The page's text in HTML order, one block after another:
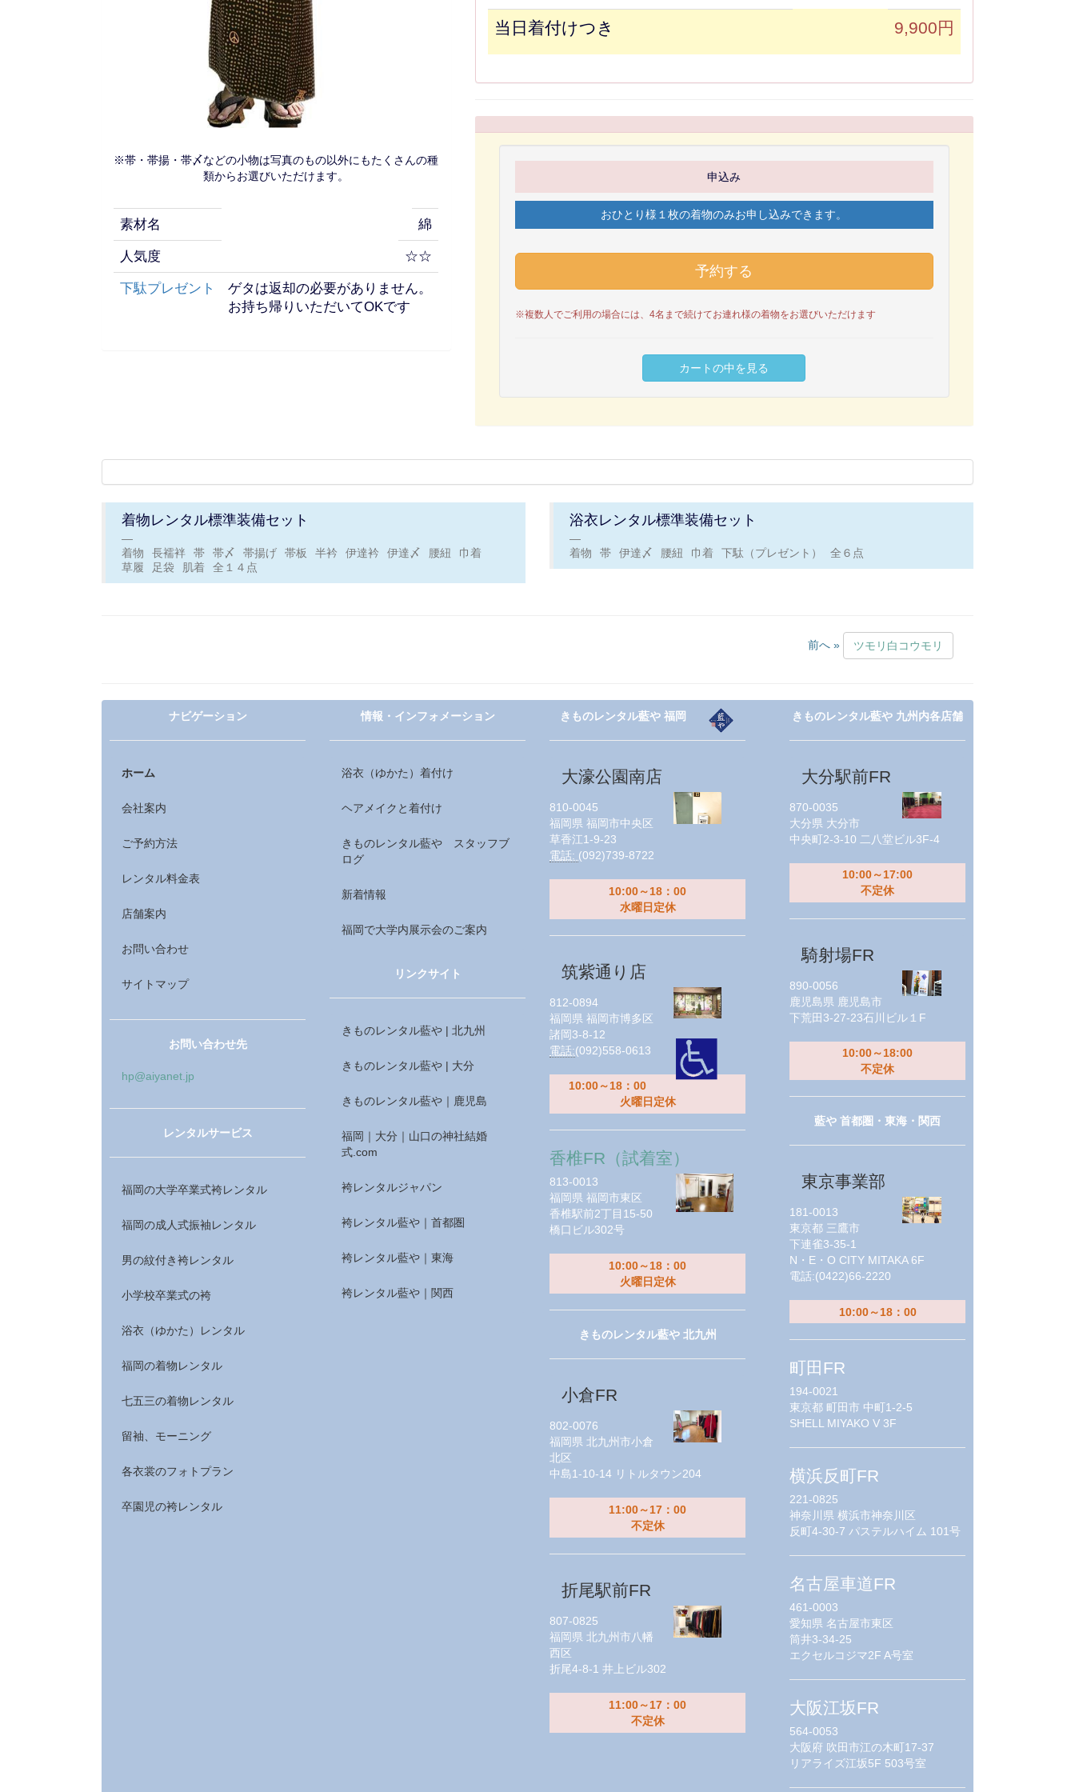
※帯・帯揚・帯〆などの小物は写真のもの以外にもたくさんの種
類からお選びいただけます。
素材名 綿
人気度 ☆☆
下駄プレゼント
ゲタは返却の必要がありません。
お持ち帰りいただいてOKです
当日着付けつき 9,900円
申込み
おひとり様１枚の着物のみお申し込みできます。
※複数人でご利用の場合には、4名まで続けてお連れ様の着物をお選びいただけます
着物レンタル標準装備セット
着物 長襦袢 帯 帯〆 帯揚げ 帯板 半衿 伊達衿 伊達〆 腰紐
巾着
草履
足袋 肌着 全１４点
浴衣レンタル標準装備セット
着物 帯 伊達〆 腰紐 巾着 下駄（プレゼント） 全６点
前へ » ツモリ白コウモリ
ナビゲーション
ホーム
会社案内
ご予約方法
レンタル料金表
店舗案内
お問い合わせ
サイトマップ
お問い合わせ先
hp@aiyanet.jp
レンタルサービス
福岡の大学卒業式袴レンタル
福岡の成人式振袖レンタル
男の紋付き袴レンタル
小学校卒業式の袴
浴衣（ゆかた）レンタル
福岡の着物レンタル
七五三の着物レンタル
留袖、モーニング
各衣裳のフォトプラン
卒園児の袴レンタル
情報・インフォメーション
浴衣（ゆかた）着付け
ヘアメイクと着付け
きものレンタル藍や スタッフブ
ログ
新着情報
福岡で大学内展示会のご案内
リンクサイト
きものレンタル藍や | 北九州
きものレンタル藍や | 大分
きものレンタル藍や｜鹿児島
福岡｜大分｜山口の神社結婚
式.com
袴レンタルジャパン
袴レンタル藍や｜首都圏
袴レンタル藍や｜東海
袴レンタル藍や｜関西
きものレンタル藍や 福岡
大濠公園南店
810-0045
福岡県 福岡市中央区
草香江1-9-23
電話: (092)739-8722
10:00～18：00
水曜日定休
筑紫通り店
812-0894
福岡県 福岡市博多区
諸岡3-8-12
電話:(092)558-0613
10:00～18：00
火曜日定休
香椎FR（試着室）
813-0013
福岡県 福岡市東区
香椎駅前2丁目15-50
橋口ビル302号
10:00～18：00
火曜日定休
きものレンタル藍や 北九州
小倉FR
802-0076
福岡県 北九州市小倉
北区
中島1-10-14 リトルタウン204
11:00～17：00
不定休
折尾駅前FR
807-0825
福岡県 北九州市八幡
西区
折尾4-8-1 井上ビル302
11:00～17：00
不定休
きものレンタル藍や 九州内各店舗
大分駅前FR
870-0035
大分県 大分市
中央町2-3-10 二八堂ビル3F-4
10:00～17:00
不定休
騎射場FR
890-0056
鹿児島県 鹿児島市
下荒田3-27-23石川ビル１F
10:00～18:00
不定休
藍や 首都圏・東海・関西
東京事業部
181-0013
東京都 三鷹市
下連雀3-35-1
N・E・O CITY MITAKA 6F
電話:(0422)66-2220
10:00～18：00
町田FR
194-0021
東京都 町田市 中町1-2-5
SHELL MIYAKO V 3F
横浜反町FR
221-0825
神奈川県 横浜市神奈川区
反町4-30-7 パステルハイム 101号
名古屋車道FR
461-0003
愛知県 名古屋市東区
筒井3-34-25
エクセルコジマ2F A号室
大阪江坂FR
564-0053
大阪府 吹田市江の木町17-37
リアライズ江坂5F 503号室